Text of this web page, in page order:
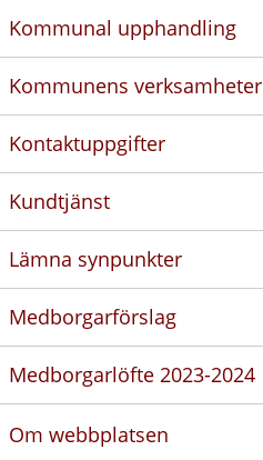
Kommunal upphandling
Kommunens verksamheter
Kontaktuppgifter
Kundtjänst
Lämna synpunkter
Medborgarförslag
Medborgarlöfte 2023-2024
Om webbplatsen